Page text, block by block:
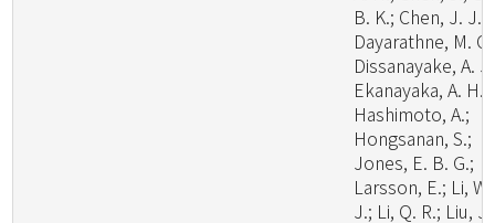
B. K.; Chen, J. J.;
Dayarathne, M.
Dissanayake, A.
Ekanayaka, A. H.;
Hashimoto, A.;
Hongsanan, S.;
Jones, E. B. G.;
Larsson, E.; Li, W.
J.; Li, Q. R.; Liu, J.